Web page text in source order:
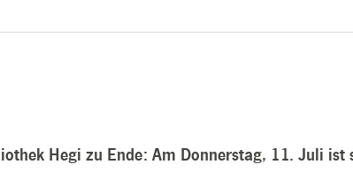
Hegi zu Ende: Am Donnerstag, 11. Juli ist